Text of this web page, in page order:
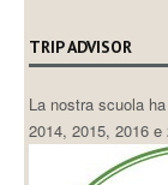
TRIP ADVISOR
La nostra scuola
2014, 2015, 2016